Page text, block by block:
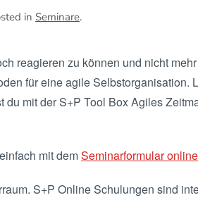
in Seminare.
reagieren zu können und nicht
für eine agile Selbstorganisation.
mit der S+P Tool Box Agiles
mit demSeminarformular online
S+P Online Schulungen sind